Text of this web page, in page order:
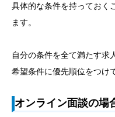
具体的な条件を持っておく
ます。
自分の条件を全て満たす求
希望条件に優先順位をつけ
オンライン面談の場